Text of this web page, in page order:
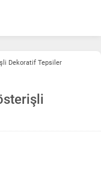
Dekoratif Tepsiler